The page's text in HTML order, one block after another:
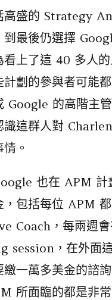
高盛的 Strategy
到最後仍選擇
看上了這 40 多人
計劃的參與者可能
Google 的高階主
識這群人對
。
也在 APM 計
，包括每位 APM
Coach，每兩週
session，在外面
繳一萬多美金的諮
所面臨的都是非常